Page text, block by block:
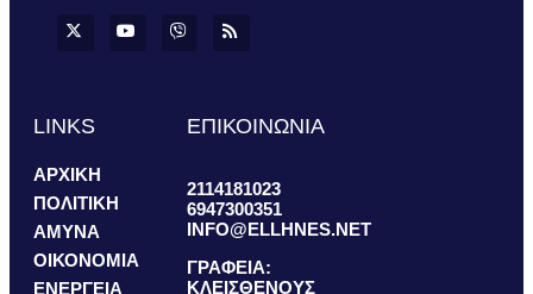
LINKS
ΑΡΧΙΚΗ
ΠΟΛΙΤΙΚΗ
ΑΜΥΝΑ
ΟΙΚΟΝΟΜΙΑ
ΕΝΕΡΓΕΙΑ
ΕΠΙΚΟΙΝΩΝΙΑ
2114181023
6947300351
INFO@ELLHNES.NET
ΓΡΑΦΕΙΑ:
ΚΛΕΙΣΘΕΝΟΥΣ